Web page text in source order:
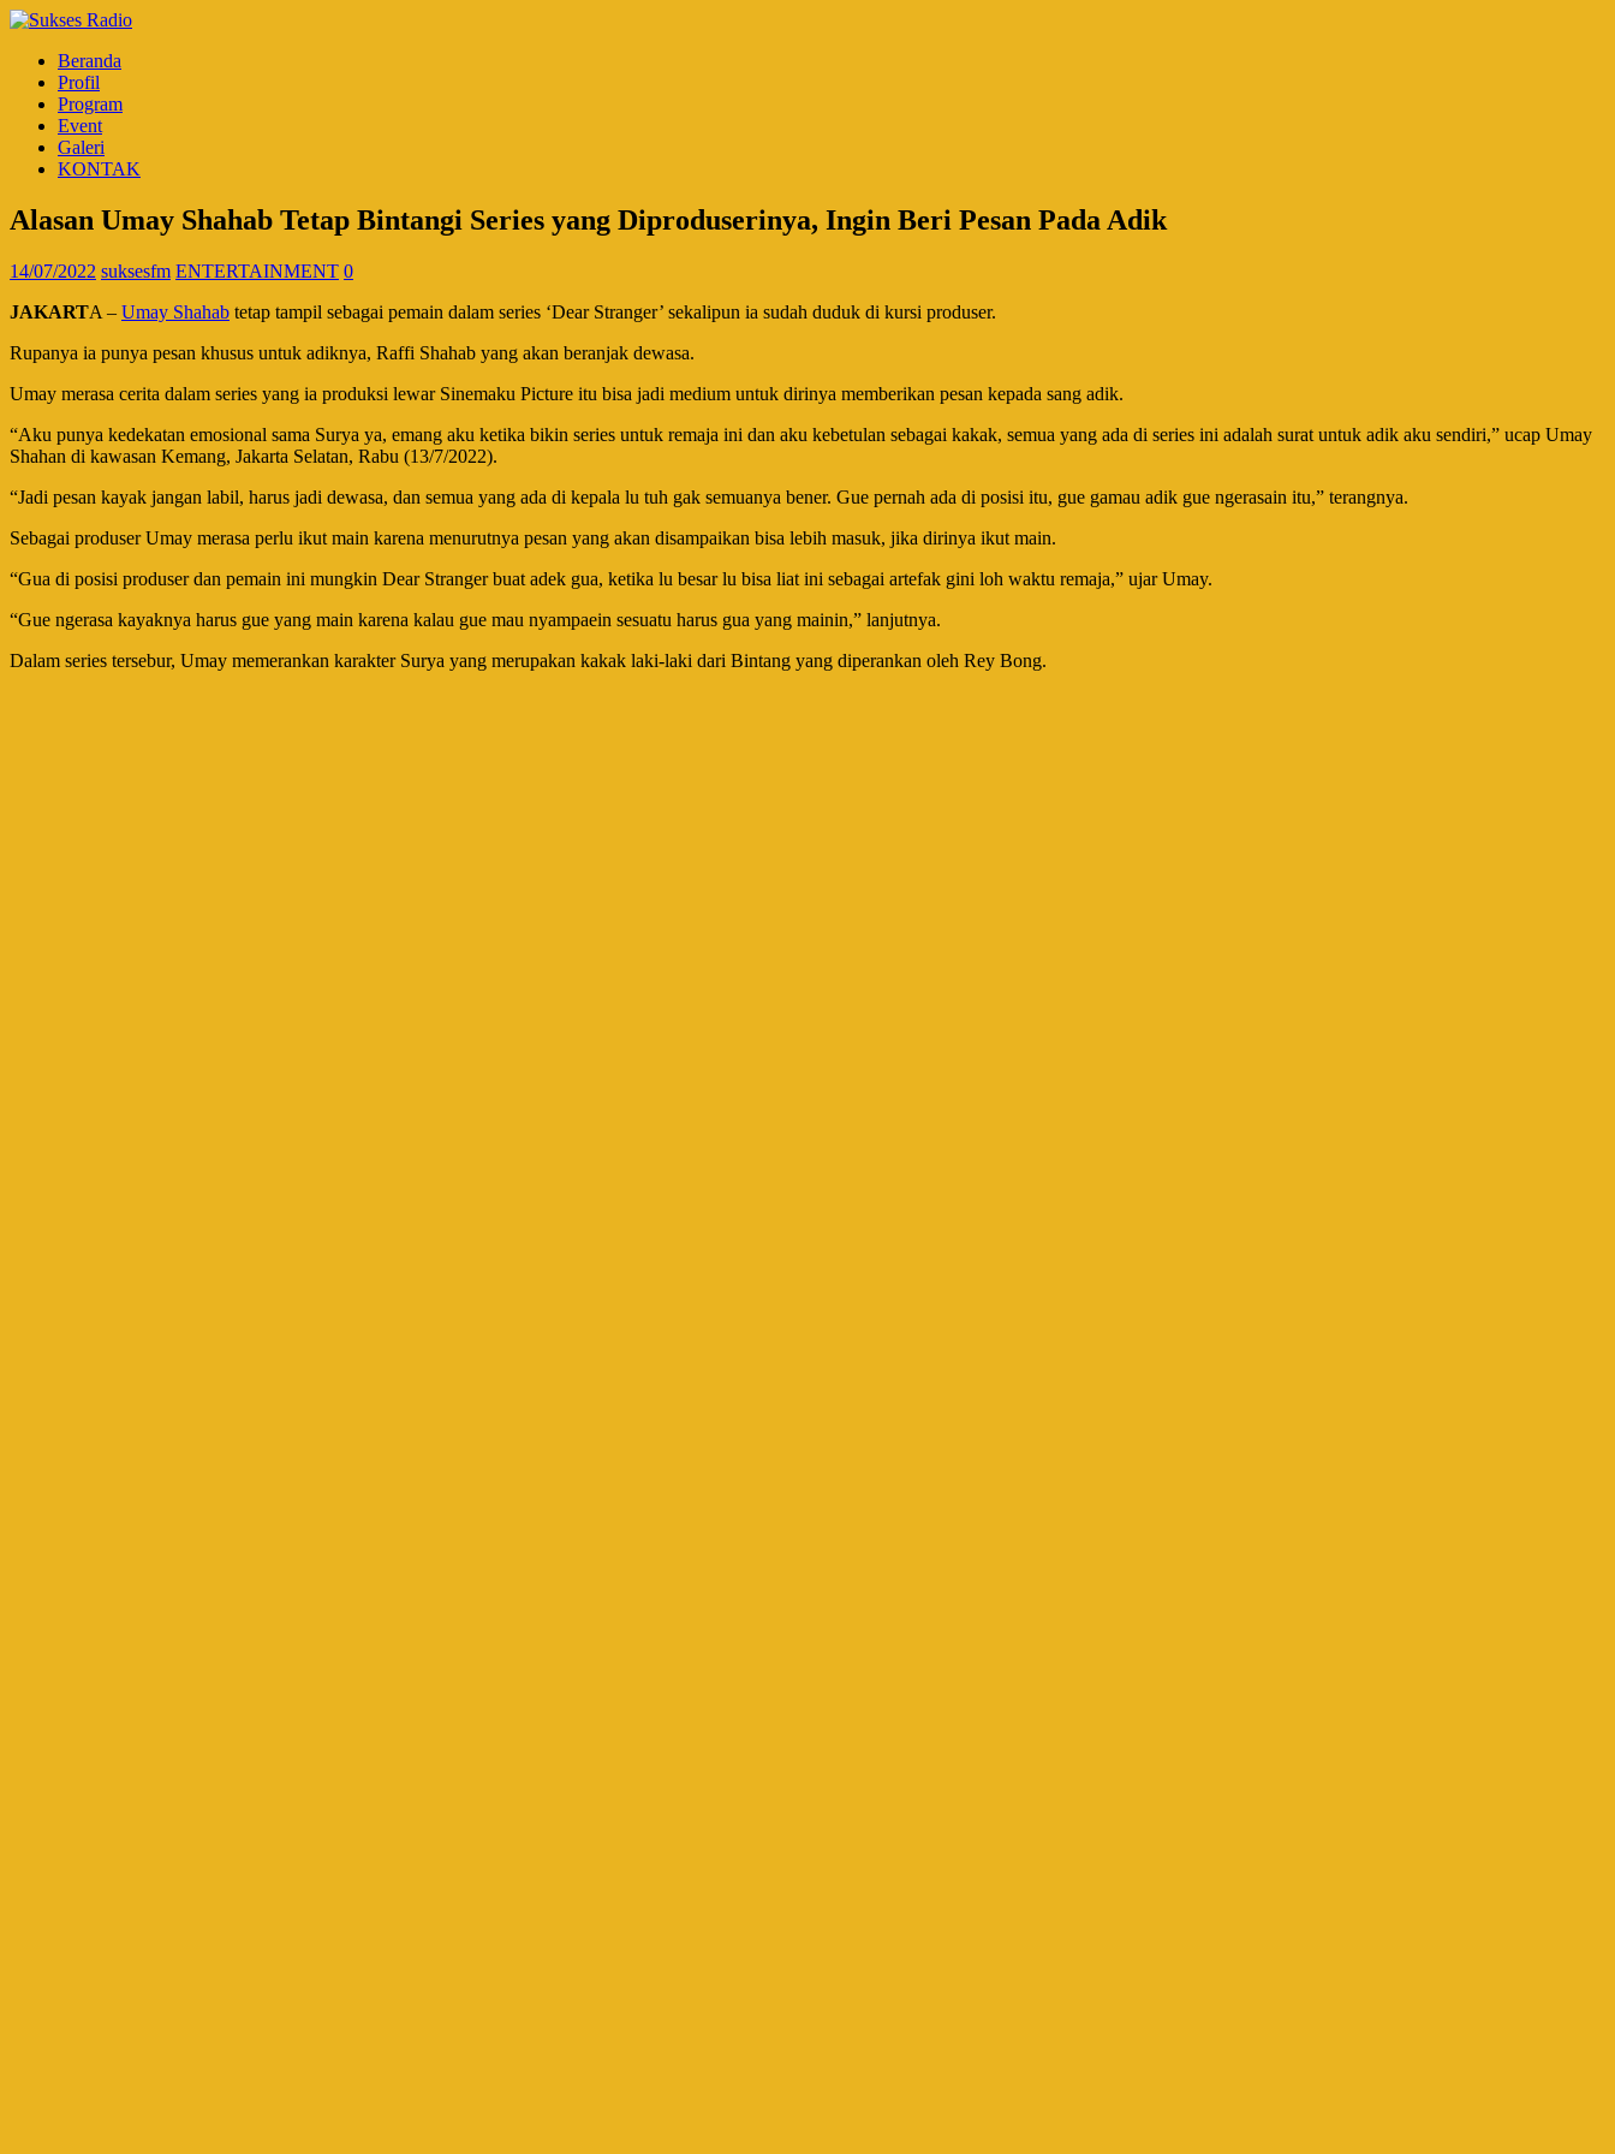
Beranda
Profil
Program
Event
Galeri
KONTAK
Alasan Umay Shahab Tetap Bintangi Series yang Diproduserinya, Ingin Beri Pesan Pada Adik
14/07/2022 suksesfm ENTERTAINMENT 0
JAKARTA – Umay Shahab tetap tampil sebagai pemain dalam series ‘Dear Stranger’ sekalipun ia sudah duduk di kursi produser.
Rupanya ia punya pesan khusus untuk adiknya, Raffi Shahab yang akan beranjak dewasa.
Umay merasa cerita dalam series yang ia produksi lewar Sinemaku Picture itu bisa jadi medium untuk dirinya memberikan pesan kepada sang adik.
“Aku punya kedekatan emosional sama Surya ya, emang aku ketika bikin series untuk remaja ini dan aku kebetulan sebagai kakak, semua yang ada di series ini adalah surat untuk adik aku sendiri,” ucap Umay
Shahan di kawasan Kemang, Jakarta Selatan, Rabu (13/7/2022).
“Jadi pesan kayak jangan labil, harus jadi dewasa, dan semua yang ada di kepala lu tuh gak semuanya bener. Gue pernah ada di posisi itu, gue gamau adik gue ngerasain itu,” terangnya.
Sebagai produser Umay merasa perlu ikut main karena menurutnya pesan yang akan disampaikan bisa lebih masuk, jika dirinya ikut main.
“Gua di posisi produser dan pemain ini mungkin Dear Stranger buat adek gua, ketika lu besar lu bisa liat ini sebagai artefak gini loh waktu remaja,” ujar Umay.
“Gue ngerasa kayaknya harus gue yang main karena kalau gue mau nyampaein sesuatu harus gua yang mainin,” lanjutnya.
Dalam series tersebur, Umay memerankan karakter Surya yang merupakan kakak laki-laki dari Bintang yang diperankan oleh Rey Bong.